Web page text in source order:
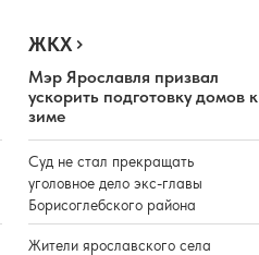
ЖКХ
Мэр Ярославля призвал
ускорить подготовку домов к
зиме
Суд не стал прекращать
уголовное дело экс-главы
Борисоглебского района
Жители ярославского села